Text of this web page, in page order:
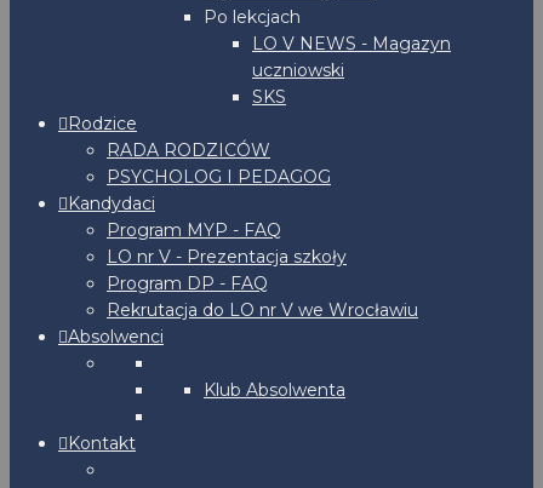
Po lekcjach
LO V NEWS - Magazyn
uczniowski
SKS
Rodzice
RADA RODZICÓW
PSYCHOLOG I PEDAGOG
Kandydaci
Program MYP - FAQ
LO nr V - Prezentacja szkoły
Program DP - FAQ
Rekrutacja do LO nr V we Wrocławiu
Absolwenci
Klub Absolwenta
Kontakt